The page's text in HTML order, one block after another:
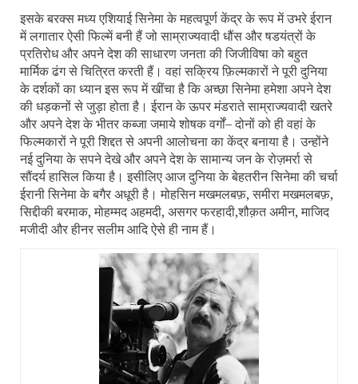
इसके बरक्स मध्य एशियाई सिनेमा के महत्वपूर्ण केंद्र के रूप में उभरे ईरान
में लगातार ऐसी फिल्में बनी हैं जो साम्राज्यवादी धौंस और षडयंत्रों के
प्रतिरोध और अपने देश की साधारण जनता की जिजीविषा को बहुत
मार्मिक ढंग से चित्रित करती हैं। वहां सक्रिय फ़िल्मकारों ने पूरी दुनिया
के दर्शकों का ध्यान इस रूप में खींचा है कि अच्छा सिनेमा हमेशा अपने देश
की धड़कनों से जुड़ा होता है। ईरान के ऊपर मंडराते साम्राज्यवादी खतरे
और अपने देश के भीतर कब्जा जमाये शोषक वर्गों– दोनों को ही वहां के
फिल्मकारों ने पूरी शिद्दत से अपनी आलोचना का केंद्र बनाया है। उन्होंने
नई दुनिया के सपने देखे और अपने देश के सामान्य जन के रोज़मर्रा से
सौंदर्य हासिल किया है। इसीलिए आज दुनिया के बेहतरीन सिनेमा की चर्चा
ईरानी सिनेमा के बगैर अधूरी है। मोहसिन मखमलबफ़,समीरा मखमलबफ़,
सिद्दीकी बरमाक,मोहम्मद अहमदी, असगर फरहादी,शौक़त अमीन,माजिद
मजीदी और हीनर सलीम आदि ऐसे ही नाम हैं।